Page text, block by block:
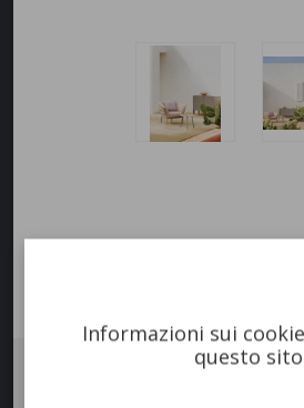
Informazioni sui
questo sito